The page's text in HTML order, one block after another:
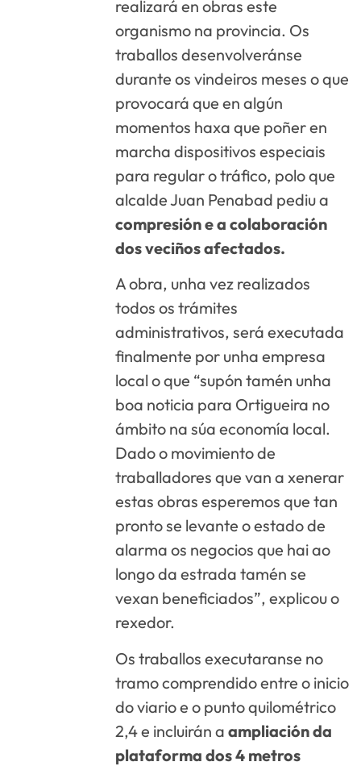
realizará en obras este
organismo na provincia. Os
traballos desenvolveránse
durante os vindeiros meses o que
provocará que en algún
momentos haxa que poñer en
marcha dispositivos especiais
para regular o tráfico, polo que
alcalde Juan Penabad pediu a
compresión e a colaboración
dos veciños afectados.
A obra, unha vez realizados
todos os trámites
administrativos, será executada
finalmente por unha empresa
local o que “supón tamén unha
boa noticia para Ortigueira no
ámbito na súa economía local.
Dado o movimiento de
traballadores que van a xenerar
estas obras esperemos que tan
pronto se levante o estado de
alarma os negocios que hai ao
longo da estrada tamén se
vexan beneficiados”, explicou o
rexedor.
Os traballos executaranse no
tramo comprendido entre o inicio
do viario e o punto quilométrico
2,4 e incluirán aampliación da
plataforma dos 4 metros